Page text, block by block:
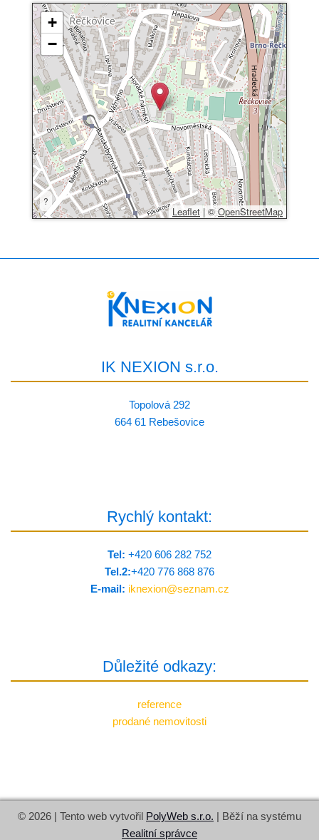
+
−
?
Leaflet | ©OpenStreetMap
IK NEXION s.r.o.
Topolová 292
664 61 Rebešovice
Rychlý kontakt:
Tel: +420 606 282 752
Tel.2:+420 776 8­68 876
E-mail: iknexion@seznam.cz
Důležité odkazy:
reference
prodané nemovitosti
© 2026 | Tento web vytvořil PolyWeb s.r.o. | Běží na systému
Realitní správce